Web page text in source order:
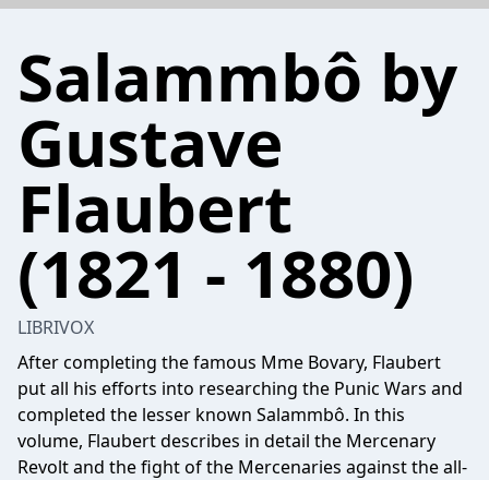
Salammbô by
Gustave
Flaubert
(1821 - 1880)
LIBRIVOX
After completing the famous Mme Bovary, Flaubert
put all his efforts into researching the Punic Wars and
completed the lesser known Salammbô. In this
volume, Flaubert describes in detail the Mercenary
Revolt and the fight of the Mercenaries against the all-